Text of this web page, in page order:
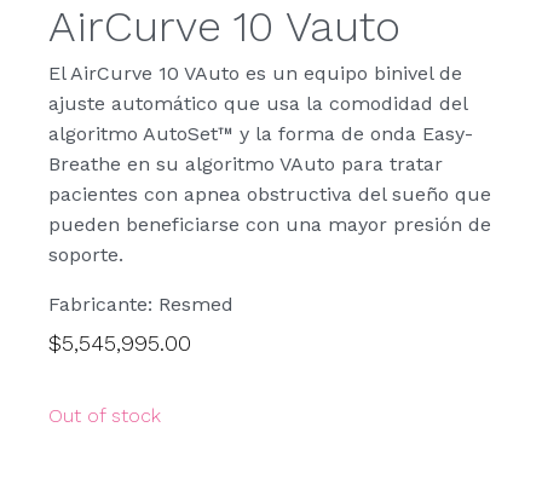
AirCurve 10 Vauto
El AirCurve 10 VAuto es un equipo binivel de
ajuste automático que usa la comodidad del
algoritmo AutoSet™ y la forma de onda Easy-
Breathe en su algoritmo VAuto para tratar
pacientes con apnea obstructiva del sueño que
pueden beneficiarse con una mayor presión de
soporte.
Fabricante: Resmed
$5,545,995.00
Out of stock